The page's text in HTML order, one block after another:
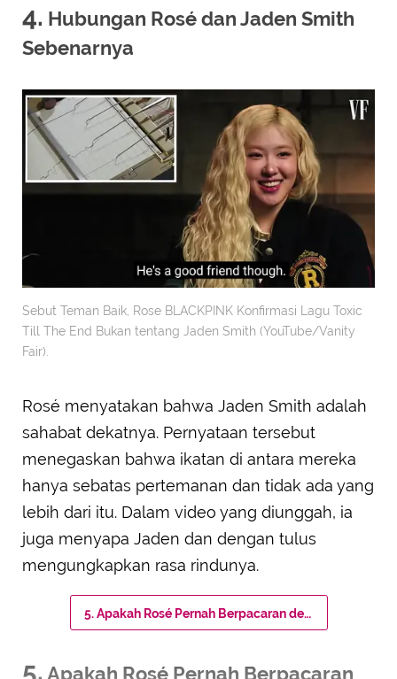
4. Hubungan Rosé dan Jaden Smith
Sebenarnya
Sebut Teman Baik, Rose BLACKPINK Konfirmasi Lagu Toxic
Till The End Bukan tentang Jaden Smith (YouTube/Vanity
Fair).
Rosé menyatakan bahwa Jaden Smith adalah
sahabat dekatnya. Pernyataan tersebut
menegaskan bahwa ikatan di antara mereka
hanya sebatas pertemanan dan tidak ada yang
lebih dari itu. Dalam video yang diunggah, ia
juga menyapa Jaden dan dengan tulus
mengungkapkan rasa rindunya.
5. Apakah Rosé Pernah Berpacaran dengan Jaden Smith?
5. Apakah Rosé Pernah Berpacaran